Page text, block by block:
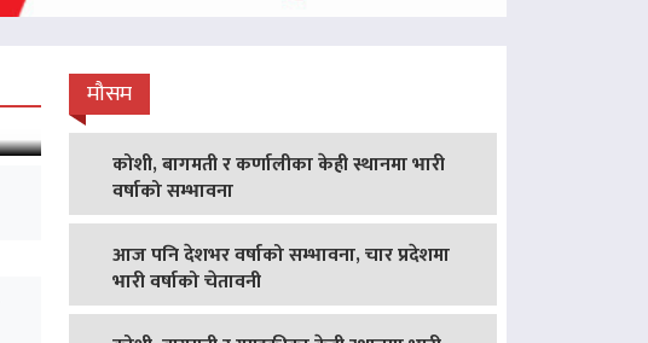
मौसम
कोशी, बागमती र कर्णालीका केही स्थानमा भारी
वर्षाको सम्भावना
आज पनि देशभर वर्षाको सम्भावना, चार प्रदेशमा
भारी वर्षाको चेतावनी